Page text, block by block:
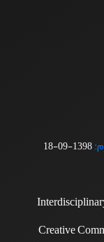
1398-09-18
Creative